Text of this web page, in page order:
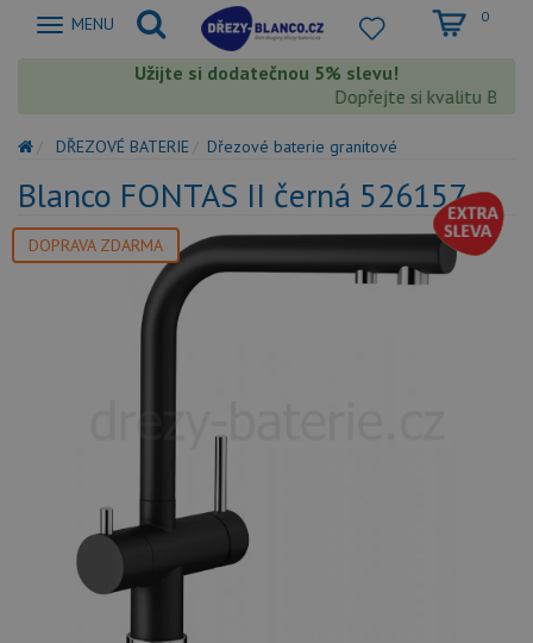
Zobrazit
MENU 0
Užijte si dodatečnou 5% slevu!
Dopřejte si kvalitu
DŘEZOVÉ BATERIE Dřezové baterie granitové
Blanco FONTAS II černá 526157
DOPRAVA ZDARMA